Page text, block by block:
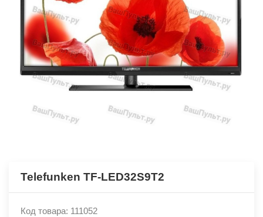
Telefunken TF-LED32S9T2
Код товара: 111052